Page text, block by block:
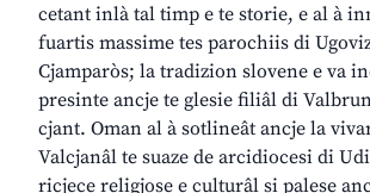
cetant inlà tal timp e te storie, e al à
fuartis massime tes parochiis di
Cjamparòs; la tradizion slovene e va
presinte ancje te glesie filiâl di
cjant. Oman al à sotlineât ancje la
Valcjanâl te suaze de arcidiocesi di
ricjece religjose e culturâl si palese